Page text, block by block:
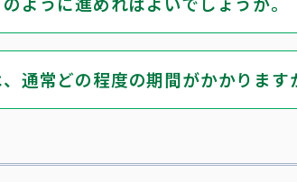
通常どの程度の期間がかかります